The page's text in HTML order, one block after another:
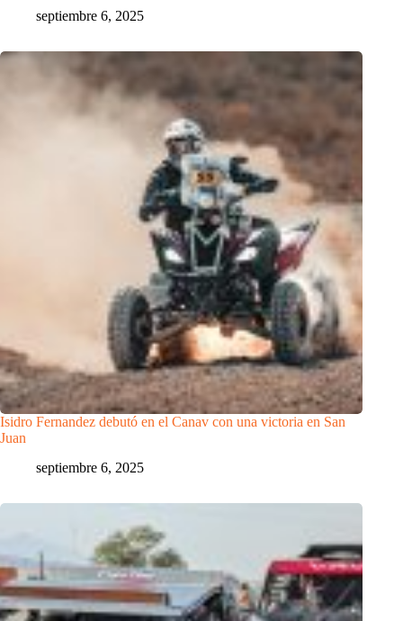
septiembre 6, 2025
Isidro Fernandez debutó en el Canav con una victoria en San
Juan
septiembre 6, 2025